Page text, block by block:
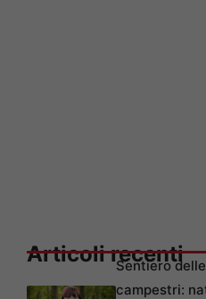
Articoli recenti
Sentiero
campestri: